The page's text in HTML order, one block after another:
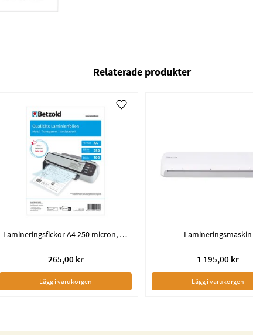
Relaterade produkter
Lamineringsfickor A4 250 micron, Matt yta
265,00 kr
Lägg i varukorgen
Lamineringsmaskin
1 195,00 kr
Lägg i varukorgen